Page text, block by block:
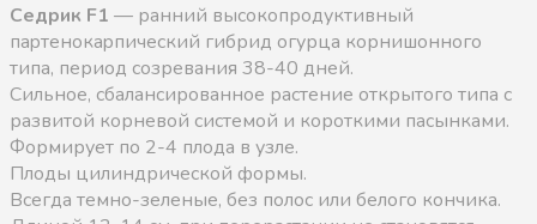
Седрик F1 — ранний высокопродуктивный
пapтeнoкapпичecкий гибрид огурца корнишонного
типа, период созревания 38-40 дней.
Сильное, сбалансированное растение открытого типа с
развитой корневой системой и короткими пасынками.
Формирует по 2-4 плода в узле.
Плоды цилиндрической формы.
Всегда темно-зеленые, без полос или белого кончика.